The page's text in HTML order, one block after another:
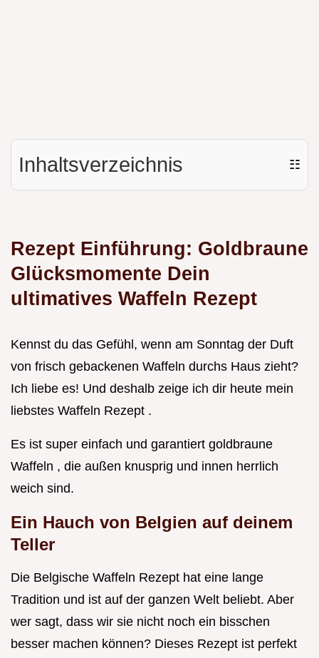
Inhaltsverzeichnis ☷
Rezept Einführung: Goldbraune
Glücksmomente Dein
ultimatives Waffeln Rezept
Kennst du das Gefühl, wenn am Sonntag der Duft
von frisch gebackenen Waffeln durchs Haus zieht?
Ich liebe es! Und deshalb zeige ich dir heute mein
liebstes Waffeln Rezept .
Es ist super einfach und garantiert goldbraune
Waffeln , die außen knusprig und innen herrlich
weich sind.
Ein Hauch von Belgien auf deinem
Teller
Die Belgische Waffeln Rezept hat eine lange
Tradition und ist auf der ganzen Welt beliebt. Aber
wer sagt, dass wir sie nicht noch ein bisschen
besser machen können? Dieses Rezept ist perfekt